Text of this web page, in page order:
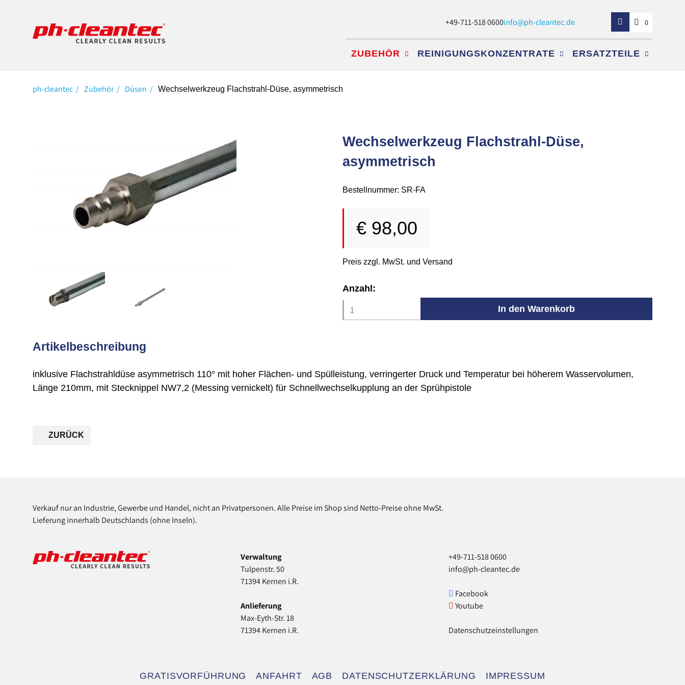
+49-711-518 0600info@ph-cleantec.de 0
überspringen
ZUBEHÖR REINIGUNGSKONZENTRATE ERSATZTEILE
ph-cleantec Zubehör Düsen Wechselwerkzeug Flachstrahl-Düse, asymmetrisch
Wechselwerkzeug Flachstrahl-Düse,
asymmetrisch
Bestellnummer: SR-FA
€ 98,00
Preis zzgl. MwSt. und Versand
Anzahl:
Artikelbeschreibung
inklusive Flachstrahldüse asymmetrisch 110° mit hoher Flächen- und Spülleistung, verringerter Druck und Temperatur bei höherem Wasservolumen,
Länge 210mm, mit Stecknippel NW7,2 (Messing vernickelt) für Schnellwechselkupplung an der Sprühpistole
ZURÜCK
Verkauf nur an Industrie, Gewerbe und Handel, nicht an Privatpersonen. Alle Preise im Shop sind Netto-Preise ohne MwSt.
Lieferung innerhalb Deutschlands (ohne Inseln).
Verwaltung
Tulpenstr. 50
71394 Kernen i.R.
Anlieferung
Max-Eyth-Str. 18
71394 Kernen i.R.
+49-711-518 0600
info@ph-cleantec.de
Facebook
Youtube
Datenschutzeinstellungen
GRATISVORFÜHRUNG ANFAHRT AGB DATENSCHUTZERKLÄRUNG IMPRESSUM